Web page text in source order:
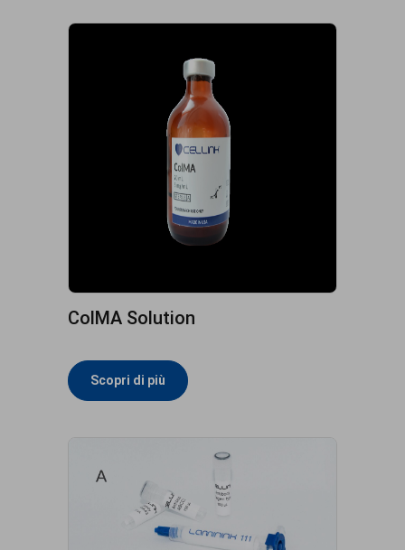
ColMA Solution
Scopri di più